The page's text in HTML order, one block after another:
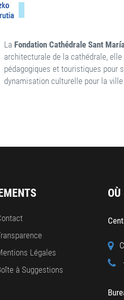
La Fondation Cathédrale Sant
architecturale de la cathédrale,
pédagogiques et touristiques pour
dynamisation culturelle pour la
Légales
à Suggestions